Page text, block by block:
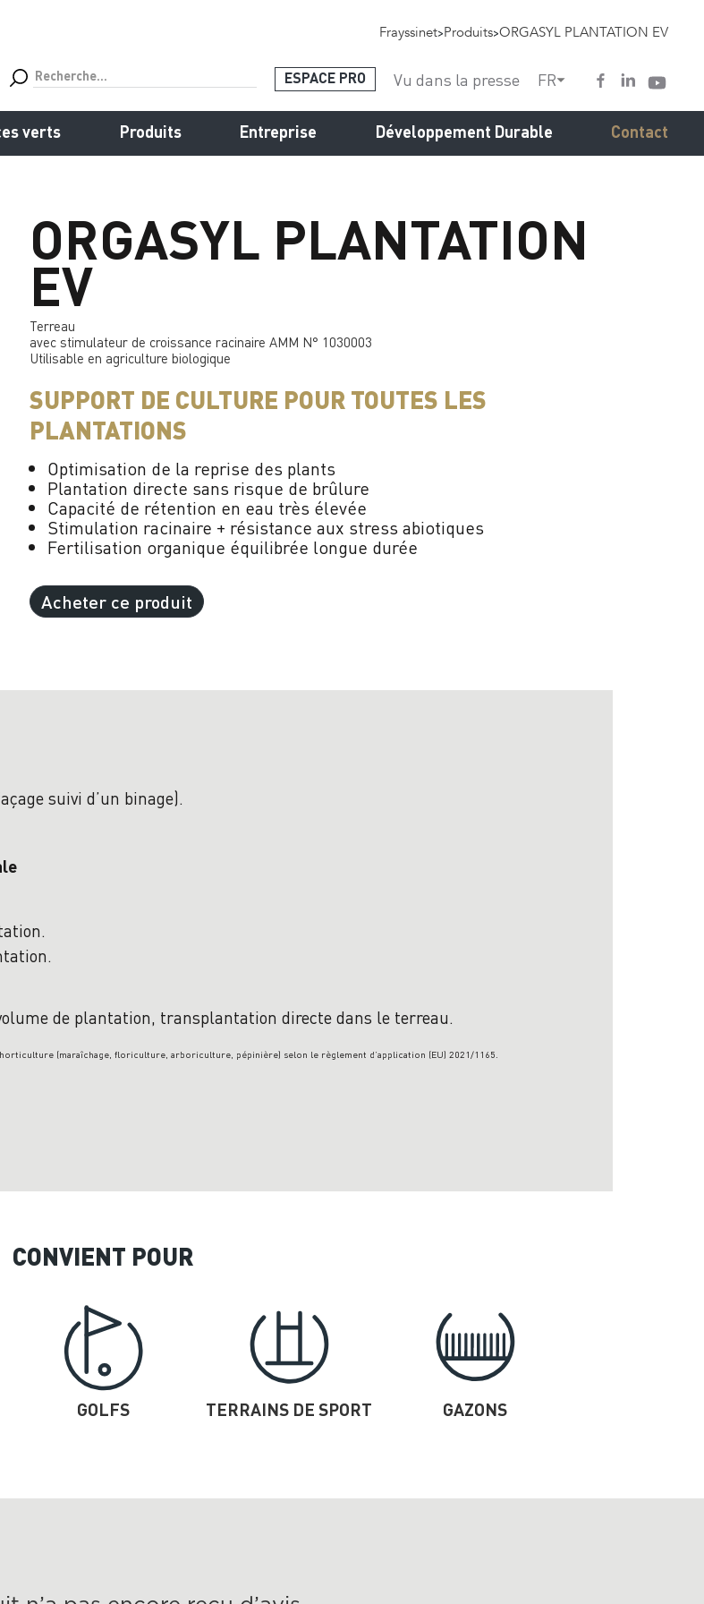
Frayssinet>Produits>ORGASYL PLANTATION EV
ESPACE PRO Vu dans la presse FR
verts Produits Entreprise Développement Durable Contact
ORGASYL PLANTATION
EV
Terreau
avec stimulateur de croissance racinaire AMM N° 1030003
Utilisable en agriculture biologique
SUPPORT DE CULTURE POUR TOUTES LES
PLANTATIONS
Optimisation de la reprise des plants
Plantation directe sans risque de brûlure
Capacité de rétention en eau très élevée
Stimulation racinaire + résistance aux stress abiotiques
Fertilisation organique équilibrée longue durée
Acheter ce produit
suivi d’un binage).
de plantation, transplantation directe dans le terreau.
(maraîchage, floriculture, arboriculture, pépinière) selon le règlement d’application (EU) 2021/1165.
CONVIENT POUR
GOLFS TERRAINS DE SPORT GAZONS